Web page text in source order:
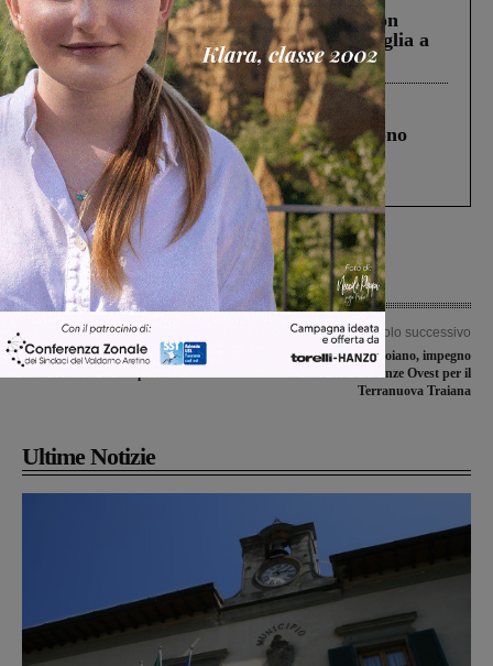
Scomparso da una struttura di Castiglion
Fiorentino l’uomo che aveva ucciso la figlia a
Levane nel 2020
Cronaca 4 Agosto 2026
Un anno fa la strage in A1 in cui morirono
Gianni, Giulia e Franco. Lo schianto, il
processo, lo stop ai sorpassi fra tir....
Articolo precedente
Valdarnesi di Promozione in trasferta
Articolo successivo
Il FigIine di scena a Foiano, impegno
in casa con il Firenze Ovest per il
Terranuova Traiana
Ultime Notizie